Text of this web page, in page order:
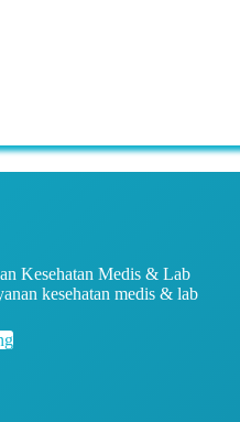
Kesehatan Medis & Lab
kesehatan medis & lab